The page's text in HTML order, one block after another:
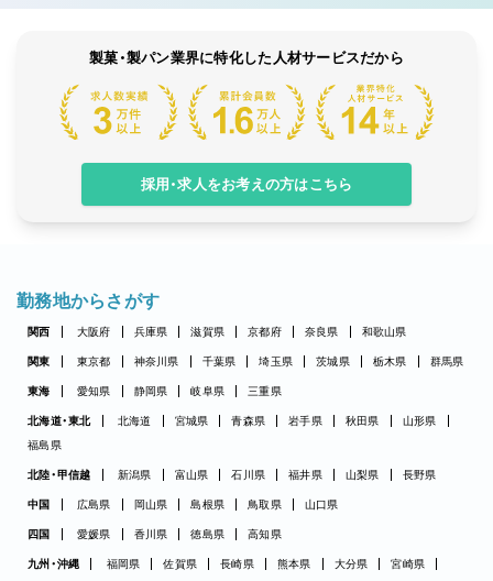
製菓・製パン業界に特化した人材サービスだから
採用・求人をお考えの方はこちら
勤務地からさがす
関西 大阪府 兵庫県 滋賀県 京都府 奈良県 和歌山県
関東 東京都 神奈川県 千葉県 埼玉県 茨城県 栃木県 群馬県
東海 愛知県 静岡県 岐阜県 三重県
北海道・東北 北海道 宮城県 青森県 岩手県 秋田県
山形県
福島県
北陸・甲信越 新潟県 富山県 石川県 福井県 山梨県 長野県
中国 広島県 岡山県 島根県 鳥取県 山口県
四国 愛媛県 香川県 徳島県 高知県
九州・沖縄 福岡県 佐賀県 長崎県 熊本県 大分県
宮崎県